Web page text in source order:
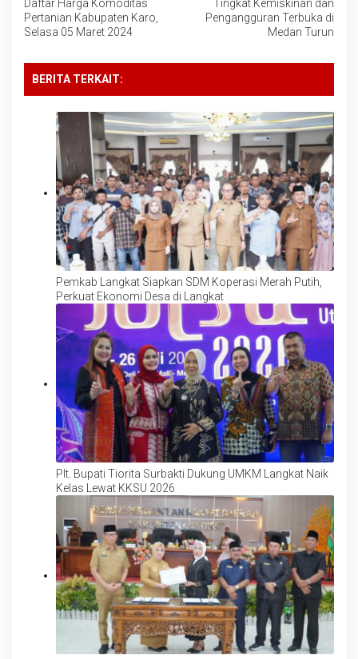
pos
Daftar Harga Komoditas
Pertanian Kabupaten Karo,
Selasa 05 Maret 2024
Tingkat Kemiskinan dan
Pengangguran Terbuka di
Medan Turun
BERITA TERKAIT:
Pemkab Langkat Siapkan SDM Koperasi Merah Putih,
Perkuat Ekonomi Desa di Langkat
Plt. Bupati Tiorita Surbakti Dukung UMKM Langkat Naik
Kelas Lewat KKSU 2026